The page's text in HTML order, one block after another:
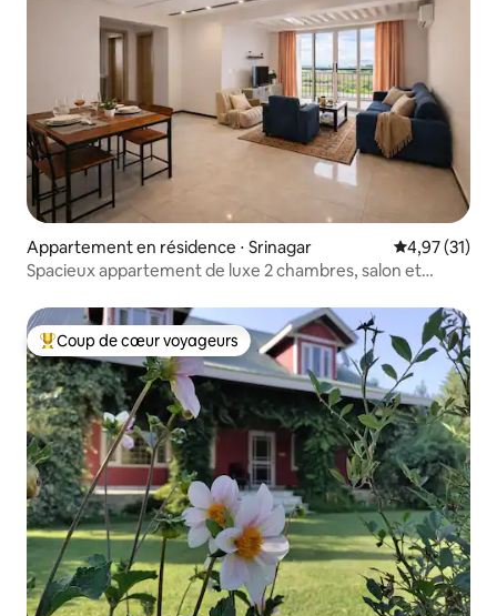
Appartement en résidence ⋅ Srinagar Évaluation
4,97 (31)
Spacieux appartement de luxe 2 chambres, salon et
Coups de cœur voyageurs les plus appréciés
Coup de cœur voyageurs